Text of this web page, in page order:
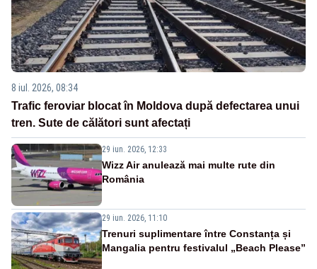
8 iul. 2026, 08:34
Trafic feroviar blocat în Moldova după defectarea unui
tren. Sute de călători sunt afectați
29 iun. 2026, 12:33
Wizz Air anulează mai multe rute din
România
29 iun. 2026, 11:10
Trenuri suplimentare între Constanța și
Mangalia pentru festivalul „Beach Please”